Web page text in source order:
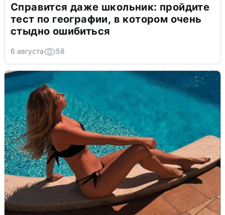
Справится даже школьник: пройдите
тест по географии, в котором очень
стыдно ошибиться
6 августа 58